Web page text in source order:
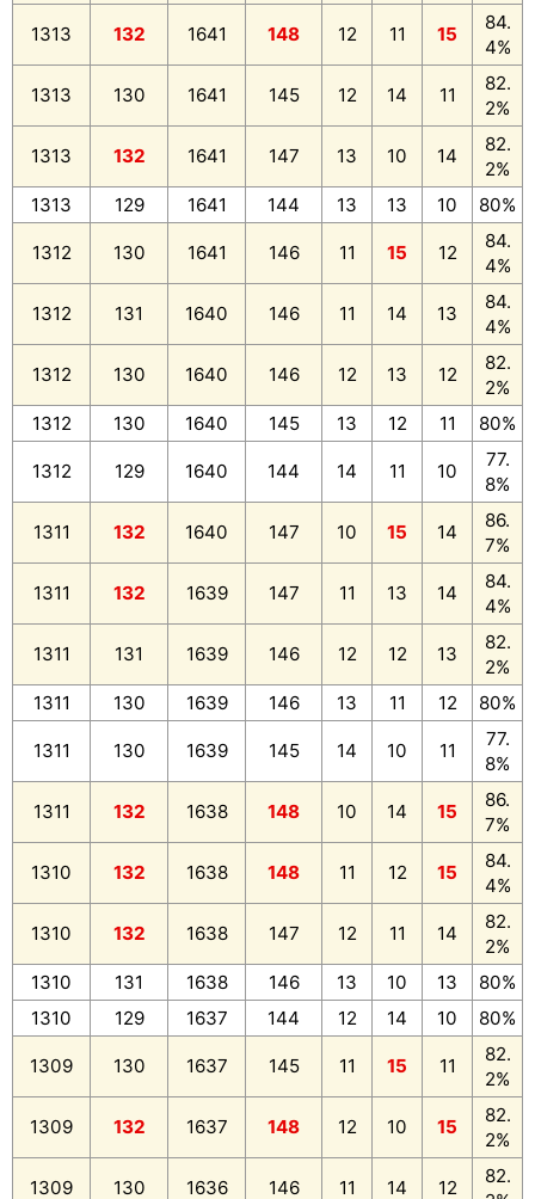
1313 132 1641 148 12 11 15
84.
4%
1313 130 1641 145 12 14 11
82.
2%
1313 132 1641 147 13 10 14
82.
2%
1313
129 1641 144 13 13 10 80%
1312 130 1641 146 11 15 12
84.
4%
1312 131 1640 146 11 14 13
84.
4%
1312 130 1640 146 12 13 12
82.
2%
1312
130 1640 145 13 12 11 80%
1312 129 1640 144 14 11 10
77.
8%
1311 132 1640 147 10 15 14
86.
7%
1311 132 1639 147 11 13 14
84.
4%
1311 131 1639 146 12 12 13
82.
2%
1311
130 1639 146 13 11 12 80%
1311 130 1639 145 14 10 11
77.
8%
1311 132 1638 148 10 14 15
86.
7%
1310 132 1638 148 11 12 15
84.
4%
1310 132 1638 147 12 11 14
82.
2%
1310
131 1638 146 13 10 13
80%
1310
129 1637 144 12 14 10 80%
1309 130 1637 145 11 15 11
82.
2%
1309 132 1637 148 12 10 15
82.
2%
1309 130 1636 146 11 14 12
82.